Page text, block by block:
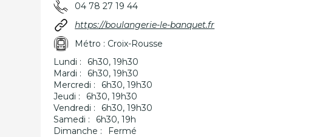
04 78 27 19 44
https://boulangerie-le-banquet.fr
Métro : Croix-Rousse
Lundi :
6h30, 19h30
Mardi :
6h30, 19h30
Mercredi :
6h30, 19h30
Jeudi :
6h30, 19h30
Vendredi :
6h30, 19h30
Samedi :
6h30, 19h
Dimanche :
Fermé